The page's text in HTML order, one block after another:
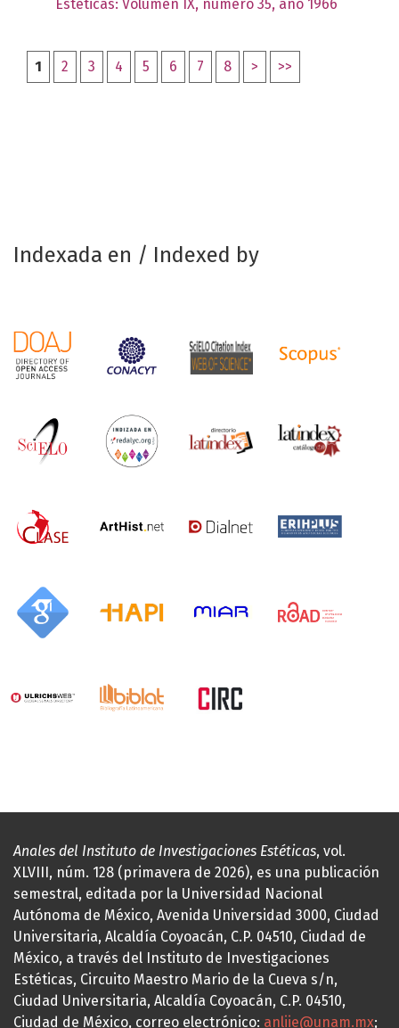
Estéticas: Volumen IX, número 35, año 1966
1 2 3 4 5 6 7 8 > >>
Indexada en / Indexed by
Anales del Instituto de Investigaciones Estéticas, vol.
XLVIII, núm. 128 (primavera de 2026), es una publicación
semestral, editada por la Universidad Nacional
Autónoma de México, Avenida Universidad 3000, Ciudad
Universitaria, Alcaldía Coyoacán, C.P. 04510, Ciudad de
México, a través del Instituto de Investigaciones
Estéticas, Circuito Maestro Mario de la Cueva s/n,
Ciudad Universitaria, Alcaldía Coyoacán, C.P. 04510,
Ciudad de México, correo electrónico: anliie@unam.mx;